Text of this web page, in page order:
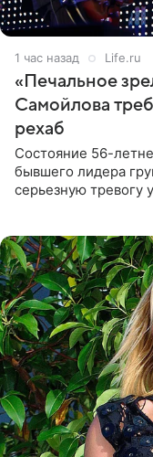
1 час назад Life.ru
«Печальное
Самойлова
рехаб
Состояние 56-
бывшего лидера
серьезную тревогу